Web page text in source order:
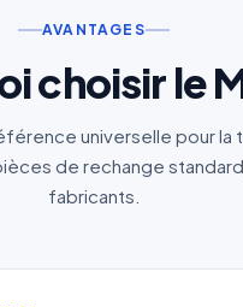
AVANTAGES
choisir le
universelle pour la
de rechange
fabricants.